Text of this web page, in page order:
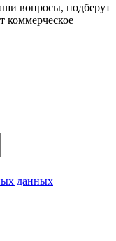
вопросы, подберут
коммерческое
данных